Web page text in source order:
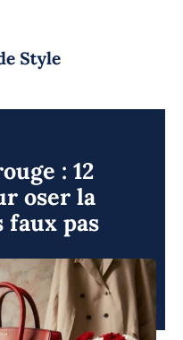
: 12
oser la
faux pas